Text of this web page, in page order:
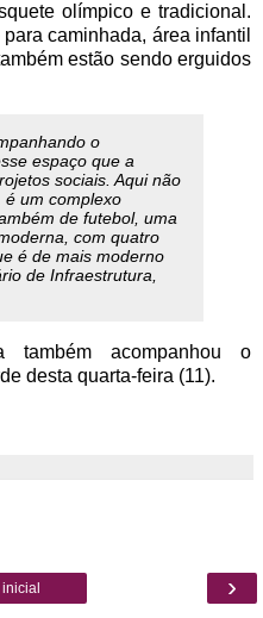
olímpico e tradicional.
caminhada, área infantil
estão sendo erguidos
o
espaço que a
sociais. Aqui não
é um complexo
de futebol, uma
com quatro
é de mais moderno
de Infraestrutura,
também acompanhou o
desta quarta-feira (11).
›